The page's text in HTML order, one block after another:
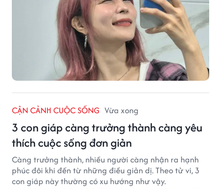
CẬN CẢNH CUỘC SỐNG Vừa xong
3 con giáp càng trưởng thành càng yêu
thích cuộc sống đơn giản
Càng trưởng thành, nhiều người càng nhận ra hạnh
phúc đôi khi đến từ những điều giản dị. Theo tử vi, 3
con giáp này thường có xu hướng như vậy.